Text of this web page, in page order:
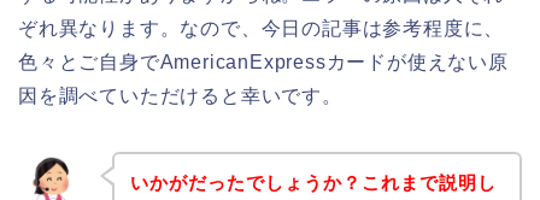
ぞれ異なります。なので、今日の記事は参考程度に、
色々とご自身でAmericanExpressカードが使えない原
因を調べていただけると幸いです。
いかがだったでしょうか？これまで説明し